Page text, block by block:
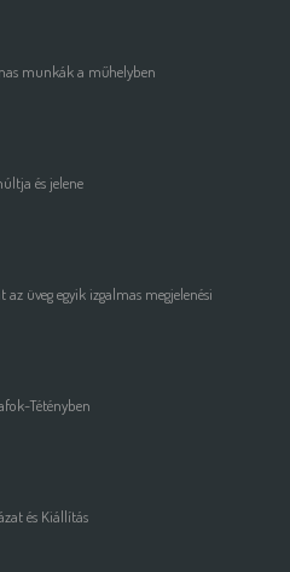
munkák a műhelyben
és jelene
az üveg egyik izgalmas megjelenési
Tétényben
és Kiállítás